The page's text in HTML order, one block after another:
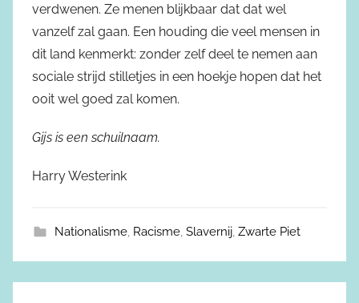
verdwenen. Ze menen blijkbaar dat dat wel
vanzelf zal gaan. Een houding die veel mensen in
dit land kenmerkt: zonder zelf deel te nemen aan
sociale strijd stilletjes in een hoekje hopen dat het
ooit wel goed zal komen.
Gijs is een schuilnaam.
Harry Westerink
Nationalisme, Racisme, Slavernij, Zwarte Piet